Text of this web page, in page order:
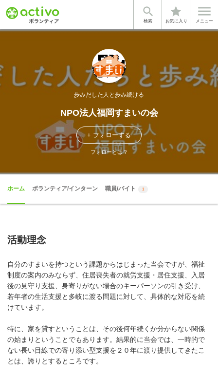

検索
star
お気に入り

メニュー
歩みだした人と歩み続ける
NPO法人福岡すまいの会
+ フォローする
フォローとは？
ホーム ボランティア/インターン 職員/バイト 1
活動理念
自分のすまいを持つという課題からはじまった当会ですが、福祉
制度の案内のみならず、住居喪失者の就労支援・居住支援、入居
後の見守り支援、身寄りがない場合のキーパーソンの引き受け、
若年者の生活支援と多岐に渡る問題に対して、具体的な対応を続
けています。
特に、家を貸すということは、その後何年続くか分からない関係
の始まりということでもあります。結果的に当会では、一時的で
ない長い目線での寄り添い型支援を２０年に渡り提供してきたこ
とは、誇りとするところです。